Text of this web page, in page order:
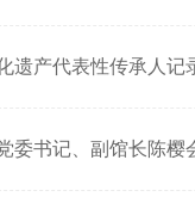
遗产代表性传承人记
委书记、副馆长陈